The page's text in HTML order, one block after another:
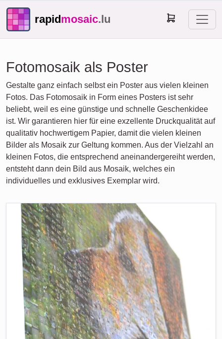
rapidmosaic.lu
Fotomosaik als Poster
Gestalte ganz einfach selbst ein Poster aus vielen kleinen
Fotos. Das Fotomosaik in Form eines Posters ist sehr
beliebt, weil es eine günstige und schnelle Geschenkidee
ist. Wir garantieren hier für eine exzellente Druckqualität auf
qualitativ hochwertigem Papier, damit die vielen kleinen
Bilder als Mosaik zur Geltung kommen. Aus der Vielzahl an
kleinen Fotos, die entsprechend aneinandergereiht werden,
entsteht dann dein Bild aus Mosaik, welches ein
individuelles und exklusives Exemplar wird.